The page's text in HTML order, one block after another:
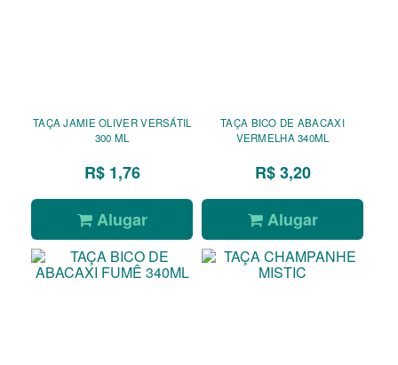
TAÇA JAMIE OLIVER VERSÁTIL
300 ML
R$ 1,76
Alugar
TAÇA BICO DE ABACAXI
VERMELHA 340ML
R$ 3,20
Alugar